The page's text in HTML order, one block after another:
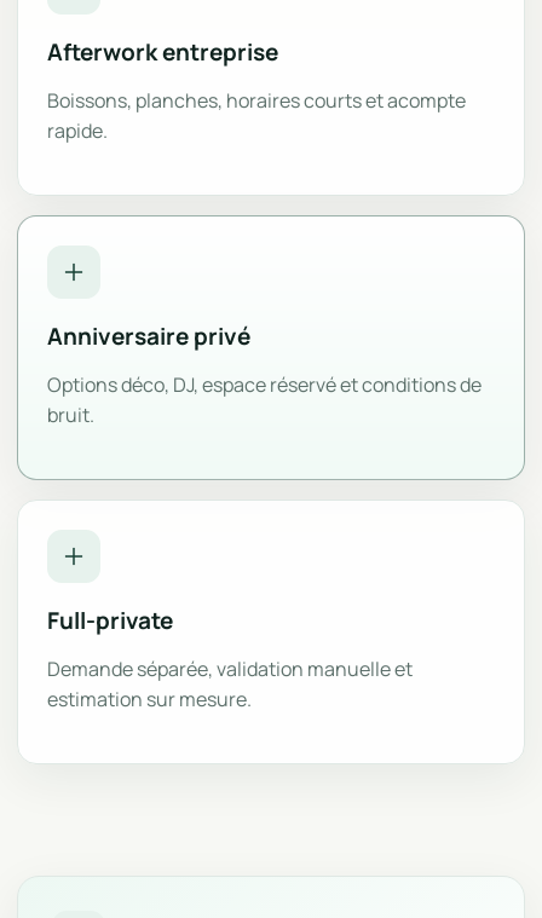
Afterwork entreprise
Boissons, planches, horaires courts et acompte
rapide.
Anniversaire privé
Options déco, DJ, espace réservé et conditions de
bruit.
Full-private
Demande séparée, validation manuelle et
estimation sur mesure.